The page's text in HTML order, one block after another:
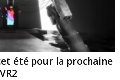
été pour la prochaine